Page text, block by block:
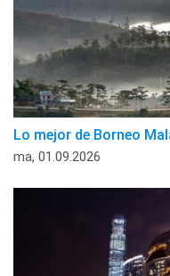
Lo mejor de Borneo
ma, 01.09.2026